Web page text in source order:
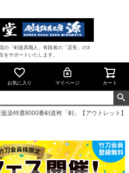
の「剣道具職人」有段者の「店長」の3
をサポートいたします。
お気に入り マイページ カート
藍染特選8000番剣道袴「剣」【アウトレット】